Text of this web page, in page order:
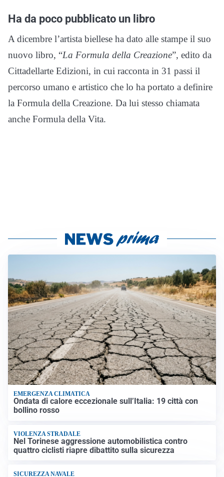
Ha da poco pubblicato un libro
A dicembre l’artista biellese ha dato alle stampe il suo
nuovo libro, “La Formula della Creazione”, edito da
Cittadellarte Edizioni, in cui racconta in 31 passi il
percorso umano e artistico che lo ha portato a definire
la Formula della Creazione. Da lui stesso chiamata
anche Formula della Vita.
EMERGENZA CLIMATICA
Ondata di calore eccezionale sull’Italia: 19 città con
bollino rosso
VIOLENZA STRADALE
Nel Torinese aggressione automobilistica contro
quattro ciclisti riapre dibattito sulla sicurezza
SICUREZZA NAVALE